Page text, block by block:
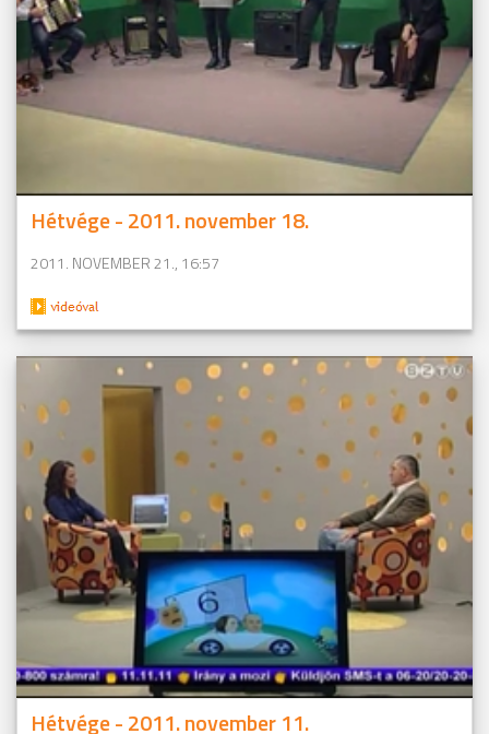
Hétvége - 2011. november 18.
2011. NOVEMBER 21., 16:57
Hétvége - 2011. november 11.